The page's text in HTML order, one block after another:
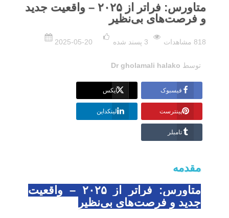
متاورس: فراتر از ۲۰۲۵ – واقعیت جدید
و فرصت‌های بی‌نظیر
818 مشاهدات 3 پسند شده 2025-05-20
توسط Dr gholamali halako
فیسبوک ایکس
پینترست لینکداین
تامبلر
مقدمه
متاورس: فراتر از ۲۰۲۵ – واقعیت
جدید و فرصت‌های بی‌نظیر